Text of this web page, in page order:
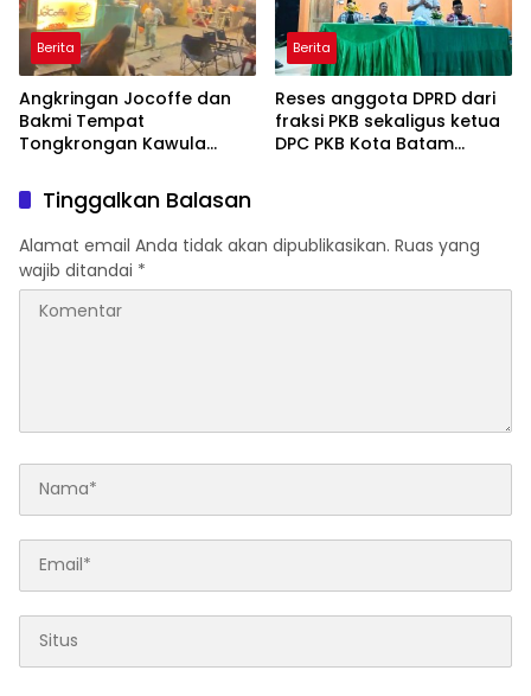
Berita
Angkringan Jocoffe dan
Bakmi Tempat
Tongkrongan Kawula
Pematangsiantar
Berita
Reses anggota DPRD dari
fraksi PKB sekaligus ketua
DPC PKB Kota Batam
Ambulans, dan Sarana
Olahraga
Tinggalkan Balasan
Alamat email Anda tidak akan dipublikasikan. Ruas yang
wajib ditandai *